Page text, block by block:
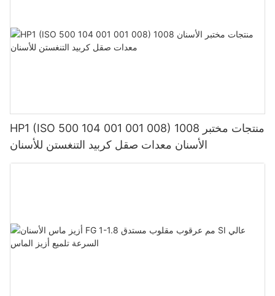
HP1 (ISO 500 104 001 001 008) 1008 منتجات مختبر
الأسنان معدات صقل كربيد التنغستن للأسنان